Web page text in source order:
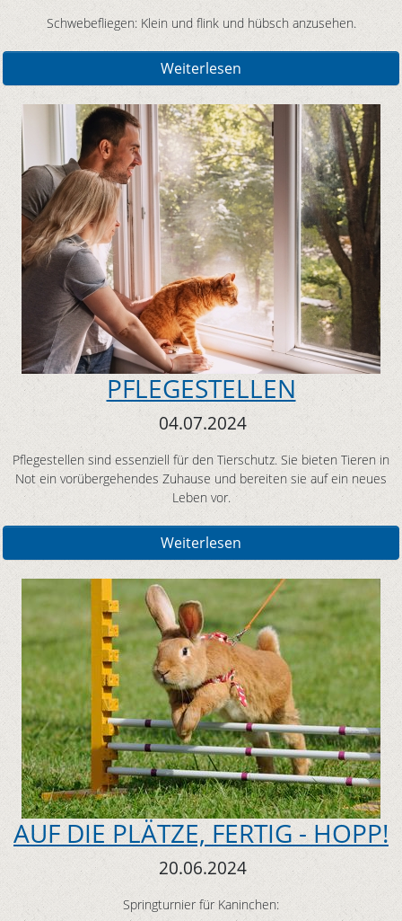
Schwebefliegen: Klein und flink und hübsch anzusehen.
Weiterlesen
PFLEGESTELLEN
04.07.2024
Pflegestellen sind essenziell für den Tierschutz. Sie bieten Tieren in
Not ein vorübergehendes Zuhause und bereiten sie auf ein neues
Leben vor.
Weiterlesen
AUF DIE PLÄTZE, FERTIG - HOPP!
20.06.2024
Springturnier für Kaninchen: